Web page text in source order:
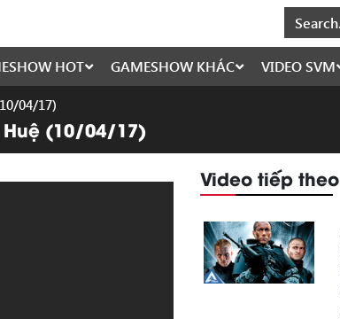
HOT GAMESHOW KHÁC VIDEO SVM
04/17)
Huệ (10/04/17)
Video tiếp theo